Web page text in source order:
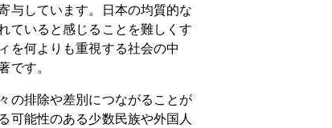
与しています。日本の均質的な
ていると感じることを難しくす
を何よりも重視する社会の中
す。
の排除や差別につながることが
可能性のある少数民族や外国人